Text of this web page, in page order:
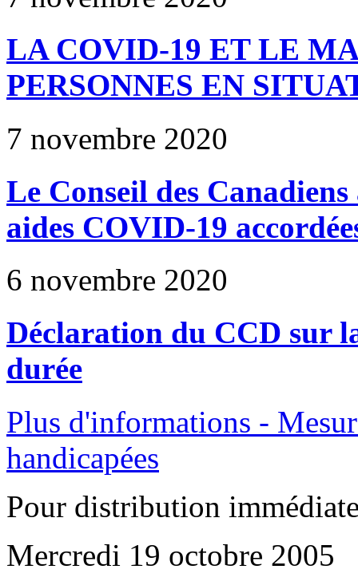
LA COVID-19 ET LE
PERSONNES EN
7 novembre 2020
Le Conseil des
aides COVID-19
6 novembre 2020
Déclaration du CCD sur
durée
Plus d'informations -
handicapées
Pour distribution
Mercredi 19 octobre 2005